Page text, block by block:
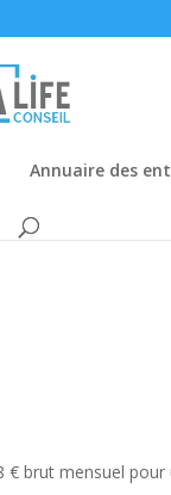
Annuaire des
€ brut mensuel pour